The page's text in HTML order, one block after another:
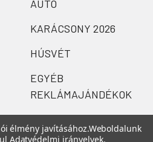
AUTÓ
KARÁCSONY 2026
HÚSVÉT
EGYÉB
REKLÁMAJÁNDÉKOK
élmény javításához.Weboldalunk
Adatvédelmi irányelvek.